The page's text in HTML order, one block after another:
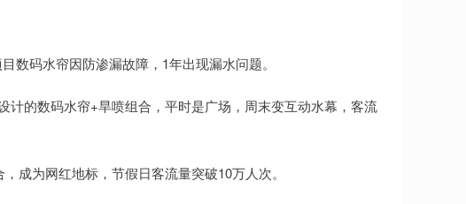
数码水帘因防渗漏故障，1年出现漏水问题。
的数码水帘+旱喷组合，平时是广场，周末变互动水幕，客流
为网红地标，节假日客流量突破10万人次。